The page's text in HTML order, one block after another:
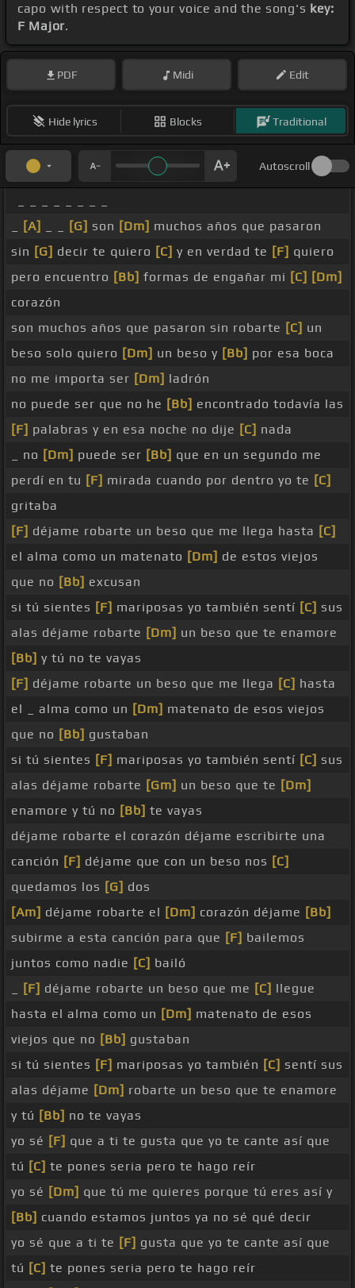
capo with respect to your voice and the song's key:
F Major.
PDF Midi Edit
Hide lyrics Blocks Traditional
Autoscroll
[A] [G] son [Dm] muchos años que pasaron
sin [G] decir te quiero [C] y en verdad te [F] quiero
pero encuentro [Bb] formas de engañar mi [C] [Dm]
corazón
son muchos años que pasaron sin robarte [C] un
beso solo quiero [Dm] un beso y [Bb] por esa boca
no me importa ser [Dm] ladrón
no puede ser que no he [Bb] encontrado todavía las
[F] palabras y en esa noche no dije [C] nada
_ no [Dm] puede ser [Bb] que en un segundo me
perdí en tu [F] mirada cuando por dentro yo te [C]
gritaba
[F] déjame robarte un beso que me llega hasta [C]
el alma como un matenato [Dm] de estos viejos
que no [Bb] excusan
si tú sientes [F] mariposas yo también sentí [C] sus
alas déjame robarte [Dm] un beso que te enamore
[Bb] y tú no te vayas
[F] déjame robarte un beso que me llega [C] hasta
el _ alma como un [Dm] matenato de esos viejos
que no [Bb] gustaban
si tú sientes [F] mariposas yo también sentí [C] sus
alas déjame robarte [Gm] un beso que te [Dm]
enamore y tú no [Bb] te vayas
déjame robarte el corazón déjame escribirte una
canción [F] déjame que con un beso nos [C]
quedamos los [G] dos
[Am] déjame robarte el [Dm] corazón déjame [Bb]
subirme a esta canción para que [F] bailemos
juntos como nadie [C] bailó
[F] déjame robarte un beso que me [C] llegue
hasta el alma como un [Dm] matenato de esos
viejos que no [Bb] gustaban
si tú sientes [F] mariposas yo también [C] sentí sus
alas déjame [Dm] robarte un beso que te enamore
y tú [Bb] no te vayas
yo sé [F] que a ti te gusta que yo te cante así que
tú [C] te pones seria pero te hago reír
yo sé [Dm] que tú me quieres porque tú eres así y
[Bb] cuando estamos juntos ya no sé qué decir
yo sé que a ti te [F] gusta que yo te cante así que
tú [C] te pones seria pero te hago reír